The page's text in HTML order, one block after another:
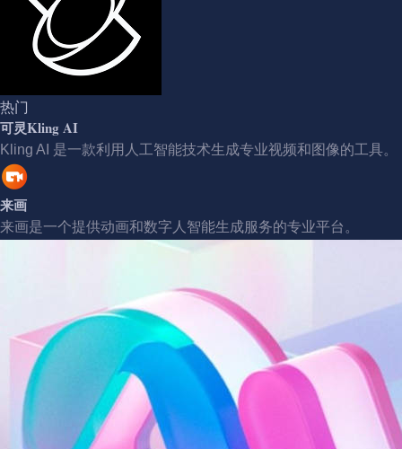
热门
可灵Kling AI
Kling AI 是一款利用人工智能技术生成专业视频和图像的工具。
来画
来画是一个提供动画和数字人智能生成服务的专业平台。